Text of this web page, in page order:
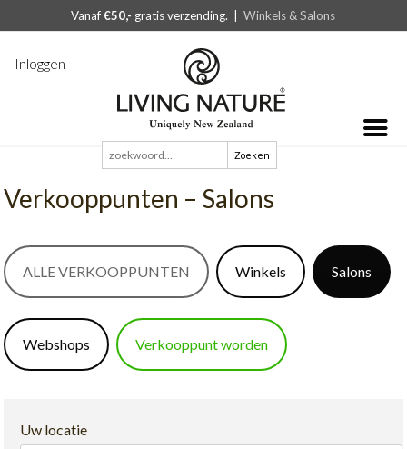
Vanaf€50,- gratis verzending. |Winkels & Salons
Inloggen
Zoeken
naar:
Verkooppunten – Salons
ALLE VERKOOPPUNTEN Winkels Salons
Webshops Verkooppunt worden
Uw locatie